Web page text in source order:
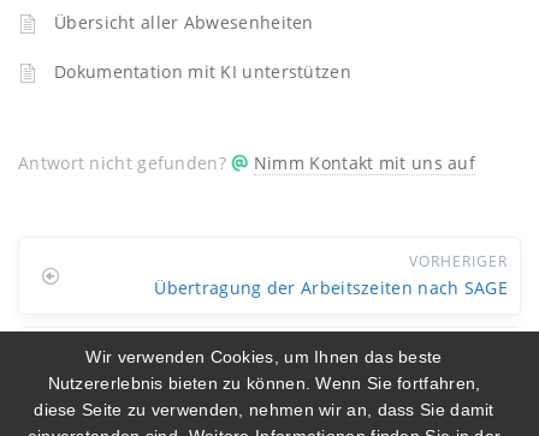
Übersicht aller Abwesenheiten
Dokumentation mit KI unterstützen
Antwort nicht gefunden? Nimm Kontakt mit uns auf
VORHERIGER
Übertragung der Arbeitszeiten nach SAGE
NÄCHSTER
BEI_NRW erstellen in somedo
Wir verwenden Cookies, um Ihnen das beste
Nutzererlebnis bieten zu können. Wenn Sie fortfahren,
diese Seite zu verwenden, nehmen wir an, dass Sie damit